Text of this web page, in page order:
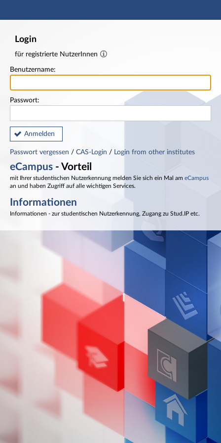
Hauptnavigation
Login
für registrierte NutzerInnen
Benutzername:
Passwort:
Anmelden
Passwort vergessen / CAS-Login / Login from other institutes
eCampus - Vorteil
mit Ihrer studentischen Nutzerkennung melden Sie sich ein Mal am eCampus
an und haben Zugriff auf alle wichtigen Services.
Informationen
Informationen - zur studentischen Nutzerkennung, Zugang zu Stud.IP etc.